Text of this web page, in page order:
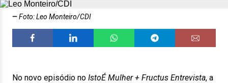
Foto: Leo Monteiro/CDI
No novo episódio no IstoÉ Mulher + Fructus Entrevista, a